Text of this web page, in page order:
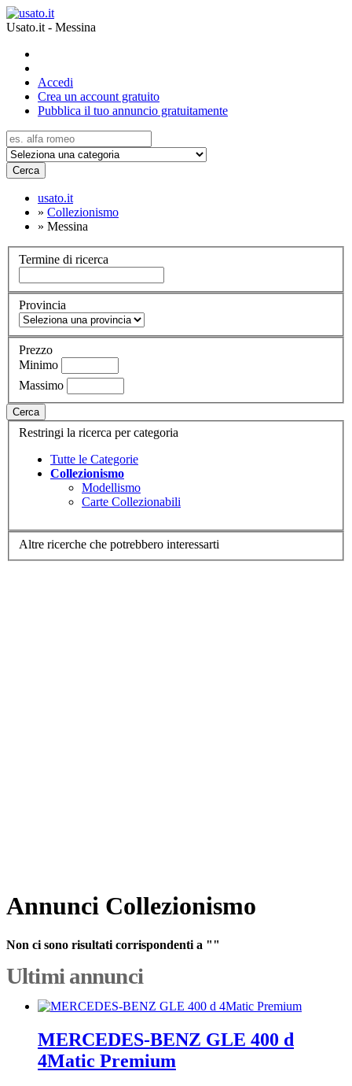
Usato.it - Messina
Accedi
Crea un account gratuito
Pubblica il tuo annuncio gratuitamente
Cerca
usato.it
» Collezionismo
» Messina
Termine di ricerca
Provincia
Prezzo
Minimo
Massimo
Cerca
Restringi la ricerca per categoria
Tutte le Categorie
Collezionismo
Modellismo
Carte Collezionabili
Altre ricerche che potrebbero interessarti
Annunci Collezionismo
Non ci sono risultati corrispondenti a ""
Ultimi annunci
MERCEDES-BENZ GLE 400 d
4Matic Premium